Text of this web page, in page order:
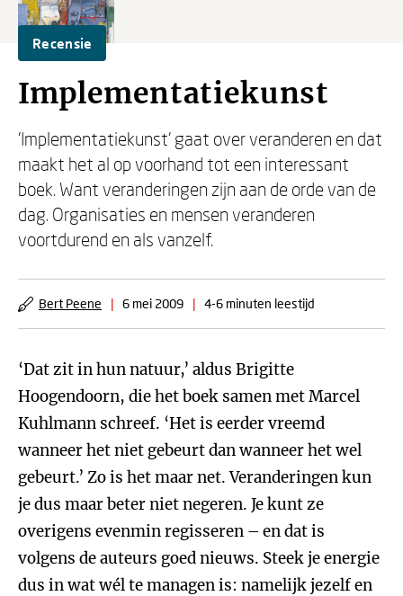
Recensie
Implementatiekunst
'Implementatiekunst' gaat over veranderen en dat
maakt het al op voorhand tot een interessant
boek. Want veranderingen zijn aan de orde van de
dag. Organisaties en mensen veranderen
voortdurend en als vanzelf.
Bert Peene | 6 mei 2009 | 4-6 minuten leestijd
‘Dat zit in hun natuur,’ aldus Brigitte
Hoogendoorn, die het boek samen met Marcel
Kuhlmann schreef. ‘Het is eerder vreemd
wanneer het niet gebeurt dan wanneer het wel
gebeurt.’ Zo is het maar net. Veranderingen kun
je dus maar beter niet negeren. Je kunt ze
overigens evenmin regisseren – en dat is
volgens de auteurs goed nieuws. Steek je energie
dus in wat wél te managen is: namelijk jezelf en